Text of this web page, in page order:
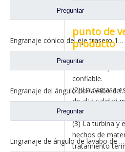
Preguntar
Engranaje cónico del eje trasero 15/29 para Ankai & Benz Axle Foton Auman North Benz Beiben Truck repuestos 24.02.101
Preguntar
Engranaje del ángulo del lavabo del eje
Preguntar
Engranaje de ángulo de lavabo de puente medio para Shamcan AulongTruck repuestos DZ9112320689
punto de
producto
(1)
calidad del
confiable.
(2) La carcasa
de alta calidad
caliente.
(3) La turbina y
hechos de
tratamiento